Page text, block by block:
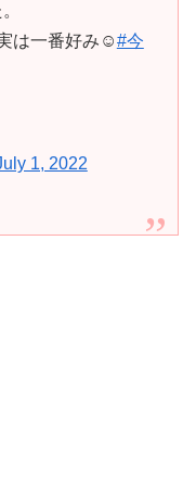
は一番好み☺️#今
1, 2022